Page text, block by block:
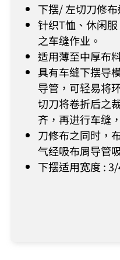
下摆/ 左切刀修布
针织T恤、休闲
之车缝作业。
适用薄至中厚布
具有车缝下摆导
导管，可轻易将
切刀将卷折后之
齐，再进行车缝
刀修布之同时，
气经吸布屑导管
下摆适用宽度 :